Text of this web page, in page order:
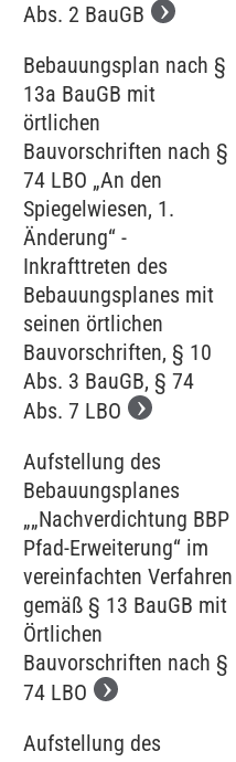
Abs. 2 BauGB
Bebauungsplan nach §
13a BauGB mit
örtlichen
Bauvorschriften nach §
74 LBO „An den
Spiegelwiesen, 1.
Änderung“ -
Inkrafttreten des
Bebauungsplanes mit
seinen örtlichen
Bauvorschriften, § 10
Abs. 3 BauGB, § 74
Abs. 7 LBO
Aufstellung des
Bebauungsplanes
„„Nachverdichtung BBP
Pfad-Erweiterung“ im
vereinfachten Verfahren
gemäß § 13 BauGB mit
Örtlichen
Bauvorschriften nach §
74 LBO
Aufstellung des